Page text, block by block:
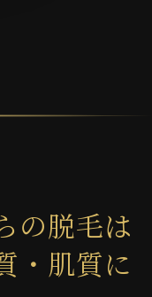
の脱毛は
・肌質に